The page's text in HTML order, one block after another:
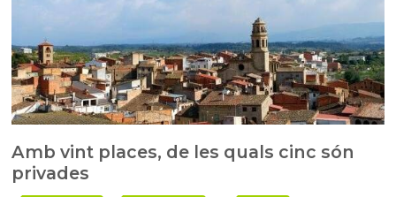
Amb vint places, de les quals cinc són
privades